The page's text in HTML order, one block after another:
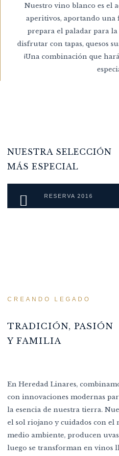
Nuestro vino blanco es el
aperitivos, aportando una
prepara el paladar para
disfrutar con tapas, quesos
¡Una combinación que
NUESTRA SELECCIÓN
MÁS ESPECIAL
RESERVA 2016
CREANDO LEGADO
TRADICIÓN, PASIÓN
Y FAMILIA
En Heredad Linares,
con innovaciones modernas
la esencia de nuestra tierra.
el sol riojano y cuidados con el
medio ambiente, producen
luego se transforman en vinos